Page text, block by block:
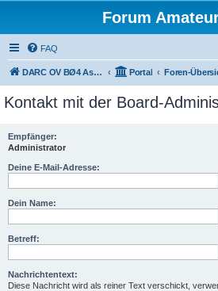
Forum
FAQ
DARC OV BØ4 Aschaffenburg Portal Foren-
Kontakt mit der Board-
Empfänger:
Administrator
Deine E-Mail-Adresse:
Dein Name:
Betreff:
Nachrichtentext:
Diese Nachricht wird als reiner Text verschickt,